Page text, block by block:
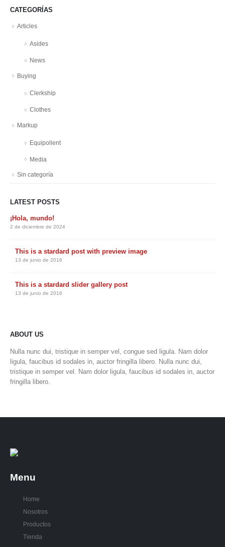
CATEGORÍAS
Articles
Asides
News
Buying
Clerkship
Clothes
Markup
Equipollent
Media
Sin categoría
LATEST POSTS
¡Hola, mundo!
2 de diciembre de 2024
This is a stardard post with preview image
13 de junio de 2016
This is a stardard slider gallery post
13 de junio de 2016
ABOUT US
Nulla nunc dui, tristique in semper vel, congue sed ligula. Nam dolor
ligula, faucibus id sodales in, auctor fringilla libero. Nulla nunc dui,
tristique in semper vel. Nam dolor ligula, faucibus id sodales in, auctor
fringilla libero.
Menu
Home
Nosotros
Productos
Tienda